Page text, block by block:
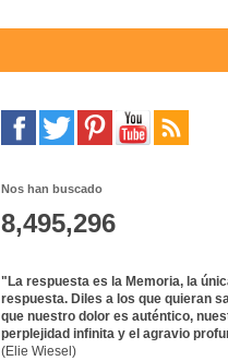
Nos han buscado
8,495,296
"La respuesta es la Memoria, la
respuesta. Diles a los que quieran
que nuestro dolor es auténtico,
perplejidad infinita y el agravio
(Elie Wiesel)